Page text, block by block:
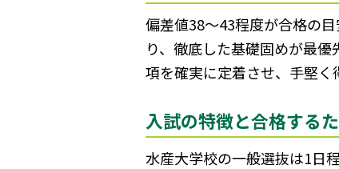
偏差値38〜43程度が合格の
り、徹底した基礎固めが最
項を確実に定着させ、手堅く
入試の特徴と合格する
水産大学校の一般選抜は1日